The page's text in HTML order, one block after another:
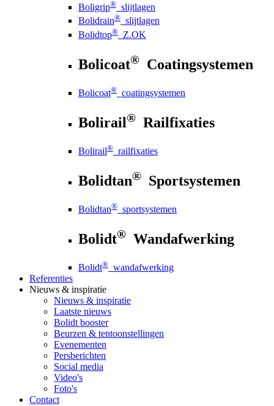
Boligrip® slijtlagen
Bolidrain® slijtlagen
Bolidtop® Z.OK
Bolicoat® Coatingsystemen
Bolicoat® coatingsystemen
Bolirail® Railfixaties
Bolirail® railfixaties
Bolidtan® Sportsystemen
Bolidtan® sportsystemen
Bolidt® Wandafwerking
Bolidt® wandafwerking
Referenties
Nieuws & inspiratie
Nieuws & inspiratie
Laatste nieuws
Bolidt booster
Beurzen & tentoonstellingen
Evenementen
Persberichten
Social media
Video's
Foto's
Contact